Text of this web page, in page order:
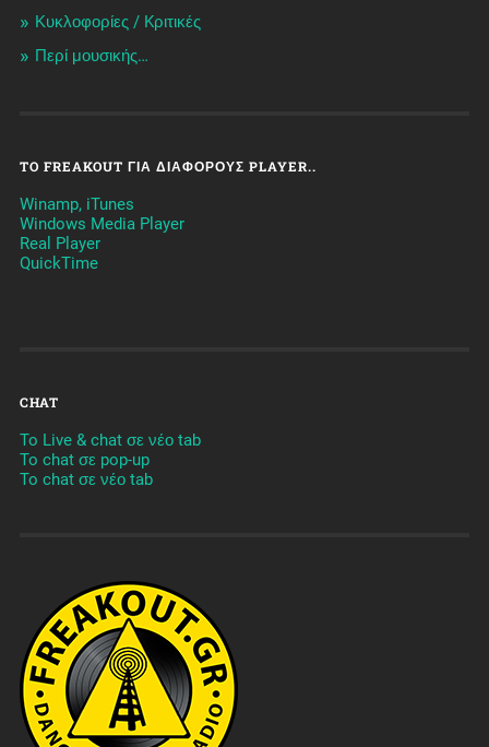
Κυκλοφορίες / Kριτικές
Περί μουσικής…
TO FREAKOUT ΓΙΑ ΔΙΆΦΟΡΟΥΣ PLAYER..
Winamp, iTunes
Windows Media Player
Real Player
QuickTime
CHAT
To Live & chat σε νέο tab
To chat σε pop-up
To chat σε νέο tab